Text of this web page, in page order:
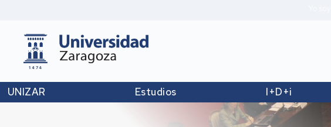
UNIZAR Estudios I+D+i